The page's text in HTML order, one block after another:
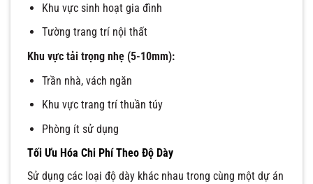
Khu vực sinh hoạt gia đình
Tường trang trí nội thất
Khu vực tải trọng nhẹ (5-10mm):
Trần nhà, vách ngăn
Khu vực trang trí thuần túy
Phòng ít sử dụng
Tối Ưu Hóa Chi Phí Theo Độ Dày
Sử dụng các loại độ dày khác nhau trong cùng một dự án